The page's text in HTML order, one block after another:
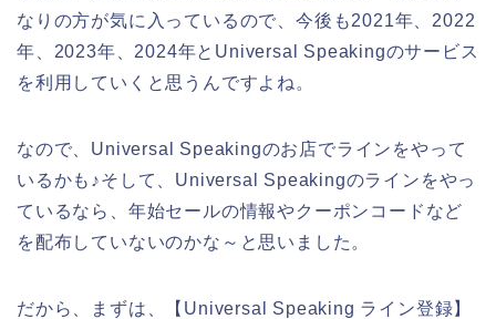
なりの方が気に入っているので、今後も2021年、2022
年、2023年、2024年とUniversal Speakingのサービス
を利用していくと思うんですよね。
なので、Universal Speakingのお店でラインをやって
いるかも♪そして、Universal Speakingのラインをやっ
ているなら、年始セールの情報やクーポンコードなど
を配布していないのかな～と思いました。
だから、まずは、【Universal Speaking ライン登録】